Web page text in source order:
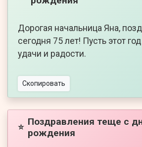
Дорогая начальница Яна,
сегодня 75 лет! Пусть этот
удачи и радости.
Скопировать
⭐ Поздравления теще с
рождения